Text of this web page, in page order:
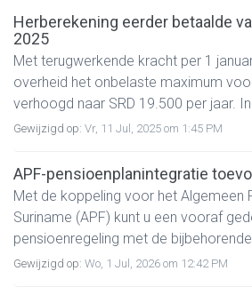
Herberekening eerder betaalde
2025
Met terugwerkende kracht per 1
overheid het onbelaste maximum
verhoogd naar SRD 19.500 per jaar.
Gewijzigd op: Vr, 11 Jul, 2025 om 1:45 PM
APF-pensioenplanintegratie
Met de koppeling voor het Algemeen
Suriname (APF) kunt u een vooraf
pensioenregeling met de
Gewijzigd op: Wo, 1 Jul, 2026 om 12:42 PM